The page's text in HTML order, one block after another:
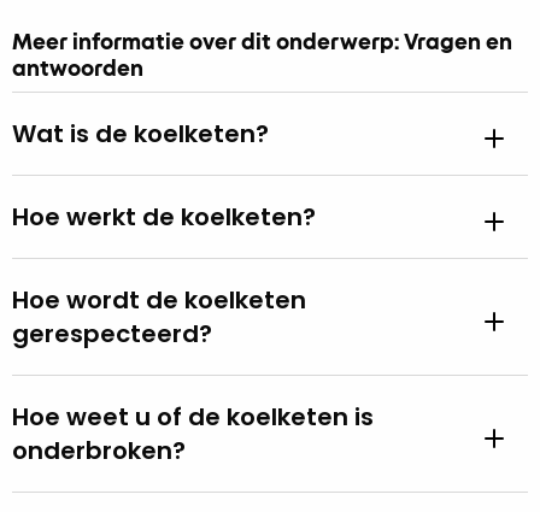
Meer informatie over dit onderwerp: Vragen en
antwoorden
Wat is de koelketen?
Hoe werkt de koelketen?
Hoe wordt de koelketen
gerespecteerd?
Hoe weet u of de koelketen is
onderbroken?